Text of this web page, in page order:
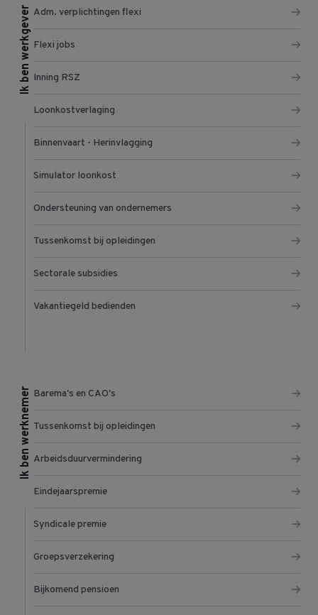
Ik ben werkgever Adm. verplichtingen flexi
Flexi jobs
Inning RSZ
Loonkostverlaging
Binnenvaart - Herinvlagging
Simulator loonkost
Ondersteuning van ondernemers
Tussenkomst bij opleidingen
Sectorale subsidies
Vakantiegeld bedienden
Ik ben werknemer Barema's en CAO's
Tussenkomst bij opleidingen
Arbeidsduurvermindering
Eindejaarspremie
Syndicale premie
Groepsverzekering
Bijkomend pensioen